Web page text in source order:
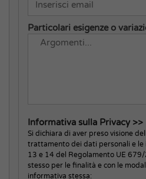
Particolari esigenze o
Informativa sulla Privacy >>
Si dichiara di aver preso visione
trattamento dei dati personali e le
13 e 14 del Regolamento UE
stesso per le finalità e con le
informativa stessa: